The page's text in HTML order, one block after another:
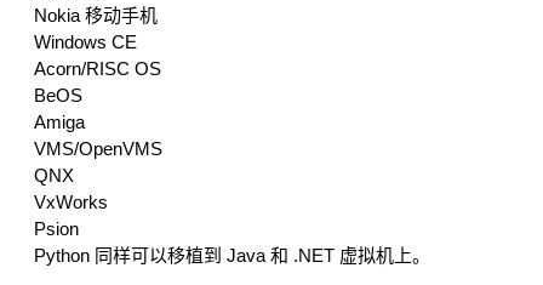
Nokia 移动手机
Windows CE
Acorn/RISC OS
BeOS
Amiga
VMS/OpenVMS
QNX
VxWorks
Psion
Python 同样可以移植到 Java 和 .NET 虚拟机上。